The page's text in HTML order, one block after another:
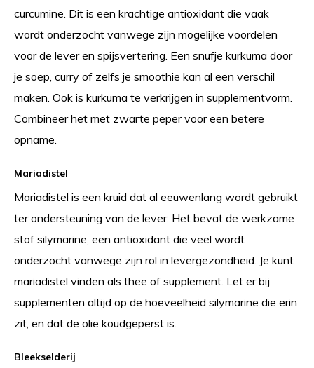
curcumine. Dit is een krachtige antioxidant die vaak
wordt onderzocht vanwege zijn mogelijke voordelen
voor de lever en spijsvertering. Een snufje kurkuma door
je soep, curry of zelfs je smoothie kan al een verschil
maken. Ook is kurkuma te verkrijgen in supplementvorm.
Combineer het met zwarte peper voor een betere
opname.
Mariadistel
Mariadistel is een kruid dat al eeuwenlang wordt gebruikt
ter ondersteuning van de lever. Het bevat de werkzame
stof silymarine, een antioxidant die veel wordt
onderzocht vanwege zijn rol in levergezondheid. Je kunt
mariadistel vinden als thee of supplement. Let er bij
supplementen altijd op de hoeveelheid silymarine die erin
zit, en dat de olie koudgeperst is.
Bleekselderij